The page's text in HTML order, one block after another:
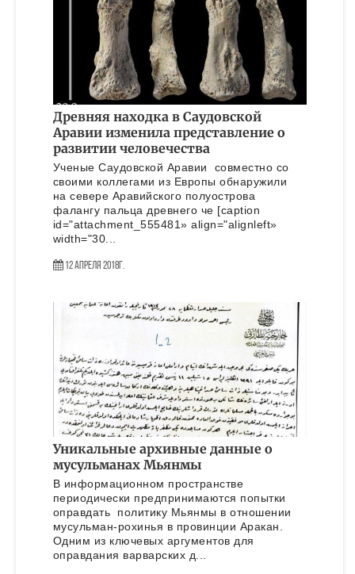
Древняя находка в Саудовской
Аравии изменила представление о
развитии человечества
Ученые Саудовской Аравии совместно со
своими коллегами из Европы обнаружили
на севере Аравийского полуострова
фалангу пальца древнего че [caption
id="attachment_555481» align="alignleft»
width="30...
12 Апреля 2018г.
Уникальные архивные данные о
мусульманах Мьянмы
В информационном пространстве
периодически предпринимаются попытки
оправдать политику Мьянмы в отношении
мусульман-рохинья в провинции Аракан.
Одним из ключевых аргументов для
оправдания варварских д...